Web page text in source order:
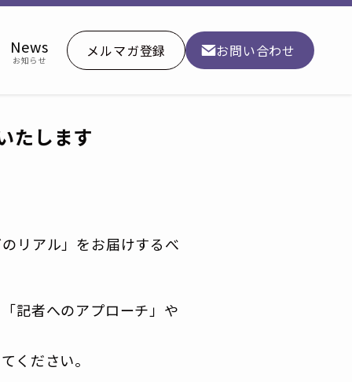
News
お知らせ
メルマガ登録 お問い合わせ
たします
リアル」をお届けするべ
記者へのアプローチ」や
ください。